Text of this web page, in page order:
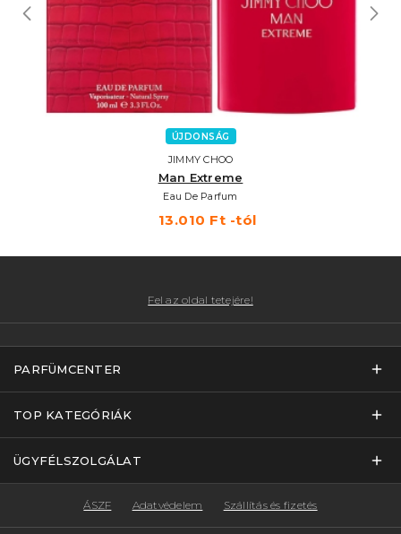
ÚJDONSÁG
JIMMY CHOO
Man Extreme
Eau De Parfum
13.010 Ft -tól
Fel az oldal tetejére!
PARFÜMCENTER
TOP KATEGÓRIÁK
ÜGYFÉLSZOLGÁLAT
ÁSZF Adatvédelem Szállítás és fizetés